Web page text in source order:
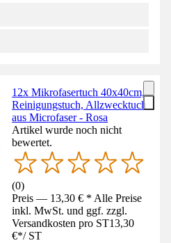
12x Mikrofasertuch 40x40cm,
Reinigungstuch, Allzwecktuch
aus Microfaser - Rosa
Artikel wurde noch nicht
bewertet.
(0)
Preis — 13,30 € * Alle Preise
inkl. MwSt. und ggf. zzgl.
Versandkosten pro ST13,30
€*/ ST